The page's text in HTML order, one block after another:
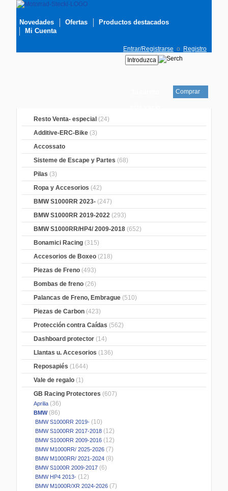
Novedades Ofertas
Productos destacados
Mi Cuenta
Entrar/Registrarse o Registro
Comprar
Resto Venta- especial (24)
Additive-ERC-Bike (3)
Accossato
Sisteme de Escape y Partes (68)
Pilas (3)
Ropa y Accesorios (42)
BMW S1000RR 2023- (247)
BMW S1000RR 2019-2022 (293)
BMW S1000RR/HP4/ 2009-2018 (652)
Bonamici Racing (315)
Accesorios de Boxeo (218)
Piezas de Freno (493)
Bombas de freno (26)
Palancas de Freno, Embrague (510)
Piezas de Carbon (423)
Protección contra Caídas (562)
Dashboard protector (14)
Llantas u. Accesorios (136)
Reposapiés (1644)
Vale de regalo (1)
GB Racing Protectores (607)
Aprilia (36)
BMW(86)
BMW S1000RR 2019- (10)
BMW S1000RR 2017-2018 (12)
BMW S1000RR 2009-2016 (12)
BMW M1000RR/ 2025-2026 (7)
BMW M1000RR/ 2021-2024 (8)
BMW S1000R 2009-2017 (6)
BMW HP4 2013- (12)
BMW M1000R/XR 2024-2026 (7)